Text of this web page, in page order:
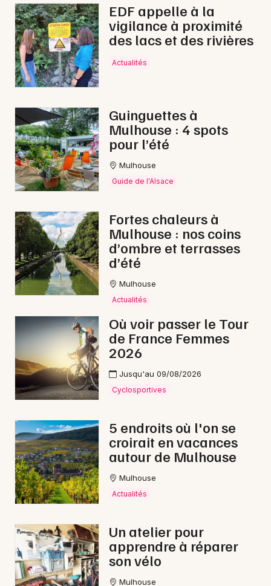
EDF appelle à la
vigilance à proximité
des lacs et des rivières
Actualités
Guinguettes à
Mulhouse : 4 spots
pour l’été
Mulhouse
Guide de l'Alsace
Fortes chaleurs à
Mulhouse : nos coins
d’ombre et terrasses
d’été
Mulhouse
Actualités
Où voir passer le Tour
de France Femmes
2026
Jusqu'au 09/08/2026
Cyclosportives
5 endroits où l'on se
croirait en vacances
autour de Mulhouse
Mulhouse
Actualités
Un atelier pour
apprendre à réparer
son vélo
Mulhouse